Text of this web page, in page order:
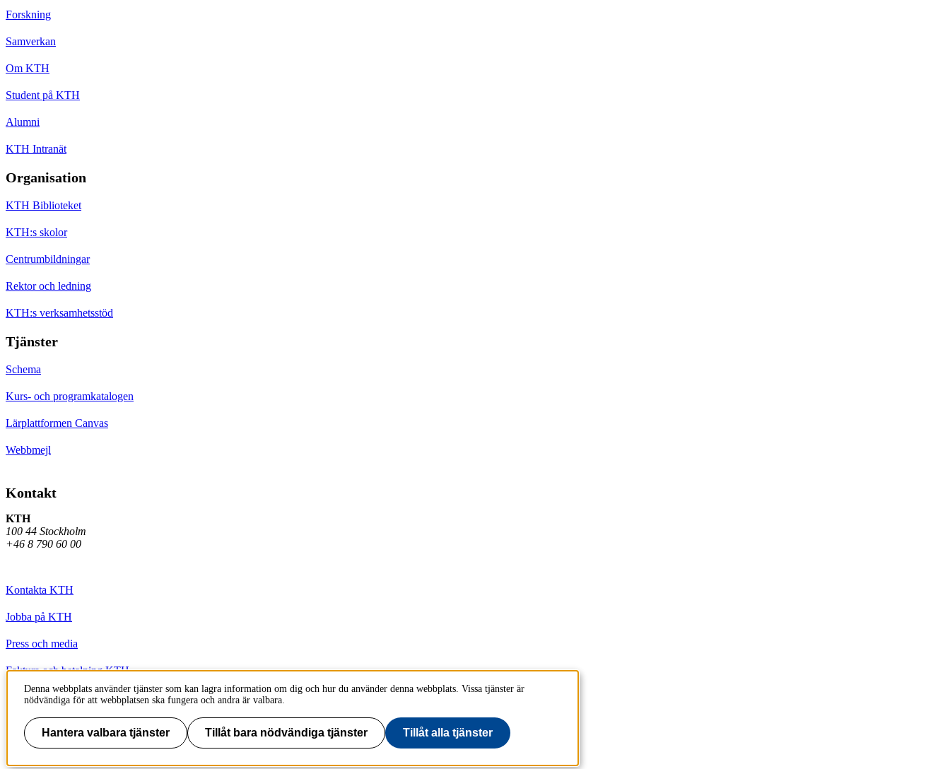
Forskning
Samverkan
Om KTH
Student på KTH
Alumni
KTH Intranät
Organisation
KTH Biblioteket
KTH:s skolor
Centrumbildningar
Rektor och ledning
KTH:s verksamhetsstöd
Tjänster
Schema
Kurs- och programkatalogen
Lärplattformen Canvas
Webbmejl
Kontakt
KTH
100 44 Stockholm
+46 8 790 60 00
Kontakta KTH
Jobba på KTH
Press och media
Faktura och betalning KTH
Om KTH:s webbplatser
Tillgänglighetsredogörelse
Denna webbplats använder tjänster som kan lagra information om dig och hur du använder denna webbplats. Vissa tjänster är
nödvändiga för att webbplatsen ska fungera och andra är valbara.
Hantera valbara tjänster Tillåt bara nödvändiga tjänster Tillåt alla tjänster